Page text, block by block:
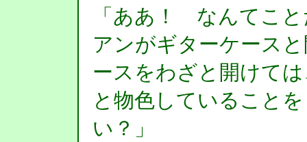
「ああ！ なんてこ
アンがギターケース
ースをわざと開けて
と物色していること
い？」